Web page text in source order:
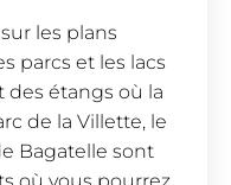
les plans
parcs et les lacs
des étangs où la
de la Villette, le
Bagatelle sont